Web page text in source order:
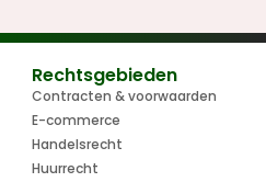
Rechtsgebieden
Contracten & voorwaarden
E-commerce
Handelsrecht
Huurrecht